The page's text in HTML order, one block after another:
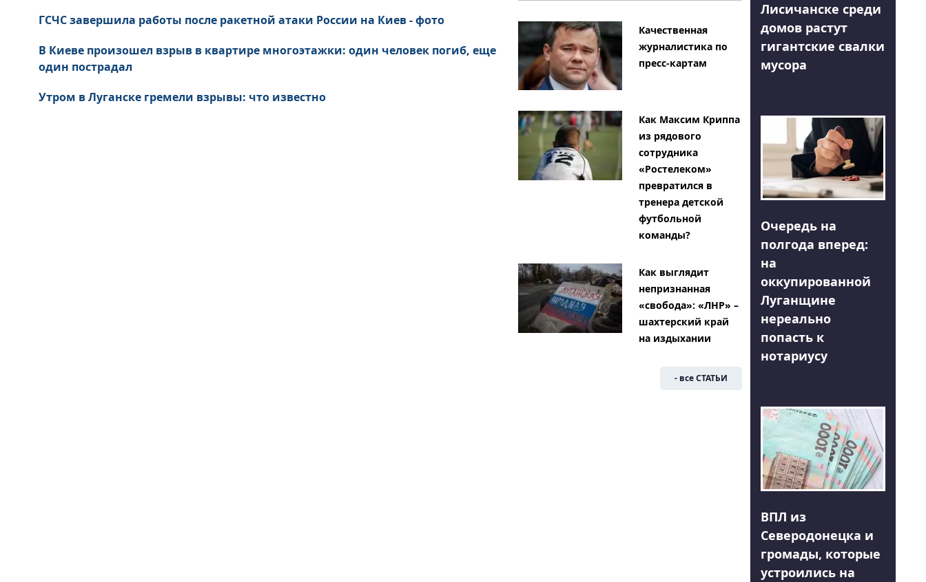
ГСЧС завершила работы после ракетной атаки России на Киев - фото
В Киеве произошел взрыв в квартире многоэтажки: один человек погиб, еще
один пострадал
Утром в Луганске гремели взрывы: что известно
Качественная
журналистика по
пресс-картам
Как Максим Криппа
из рядового
сотрудника
«Ростелеком»
превратился в
тренера детской
футбольной
команды?
Как выглядит
непризнанная
«свобода»: «ЛНР» –
шахтерский край
на издыхании
- все СТАТЬИ
Лисичанске среди
домов растут
гигантские свалки
мусора
Очередь на
полгода вперед:
на
оккупированной
Луганщине
нереально
попасть к
нотариусу
ВПЛ из
Северодонецка и
громады, которые
устроились на